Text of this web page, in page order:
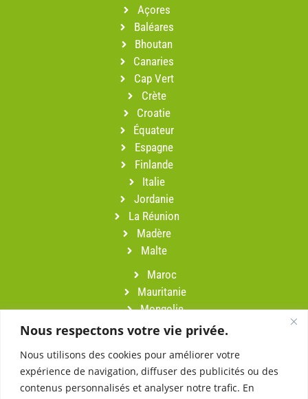
Nous respectons votre vie privée.
Nous utilisons des cookies pour améliorer votre
expérience de navigation, diffuser des publicités ou des
contenus personnalisés et analyser notre trafic. En
Açores
Baléares
Bhoutan
Canaries
Cap Vert
Crète
Croatie
Équateur
Espagne
Finlande
Italie
Jordanie
La Réunion
Madère
Malte
Maroc
Mauritanie
Mongolie
Namibie
Oman
Pérou
Portugal